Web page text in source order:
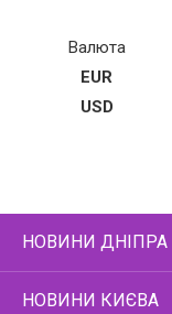
Валюта
EUR
USD
НОВИНИ ДНІПРА
НОВИНИ КИЄВА